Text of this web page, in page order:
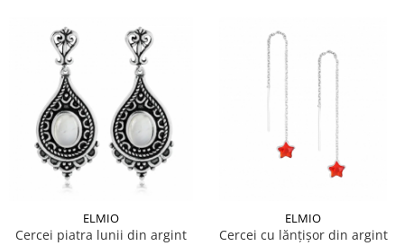
ELMIO
Cercei piatra lunii din argint
ELMIO
Cercei cu lănțișor din argint